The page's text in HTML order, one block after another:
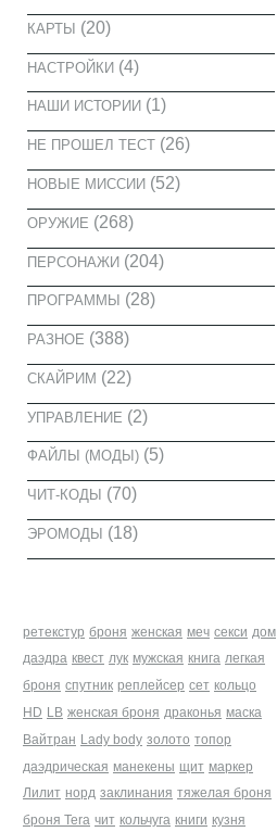
КАРТЫ (20)
НАСТРОЙКИ(4)
НАШИ ИСТОРИИ(1)
НЕ ПРОШЕЛ ТЕСТ(26)
НОВЫЕ МИССИИ(52)
ОРУЖИЕ (268)
ПЕРСОНАЖИ(204)
ПРОГРАММЫ (28)
РАЗНОЕ (388)
СКАЙРИМ (22)
УПРАВЛЕНИЕ (2)
ФАЙЛЫ (МОДЫ)(5)
ЧИТ-КОДЫ (70)
ЭРОМОДЫ (18)
ретекстур броня женская меч секси дом
даэдра квест лук мужская книга легкая
броня спутник реплейсер сет кольцо
HD LB женская броня драконья маска
Вайтран Lady body золото топор
даэдрическая манекены щит маркер
Лилит норд заклинания тяжелая броня
броня Tera чит кольчуга книги кузня